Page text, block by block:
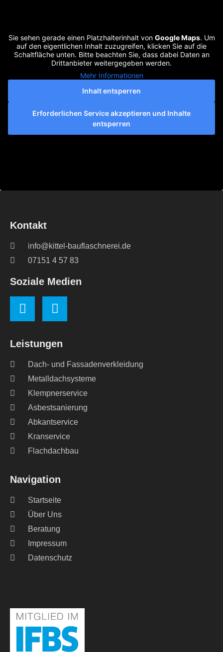
Sie sehen gerade einen Platzhalterinhalt von Google Maps. Um
auf den eigentlichen Inhalt zuzugreifen, klicken Sie auf die
Schaltfläche unten. Bitte beachten Sie, dass dabei Daten an
Drittanbieter weitergegeben werden.
Mehr Informationen
Inhalt entsperren
Erforderlichen Service akzeptieren und Inhalte
entsperren
Navigation
Startseite
Über Uns
Beratung
Impressum
Datenschutz
Leistungen
Dach- und Fassadenverkleidung
Metalldachsysteme
Klempnerservice
Asbestsanierung
Abkantservice
Kranservice
Flachdachbau
Kontakt
info@kittel-bauflaschnerei.de
07151 4 57 83
Soziale Medien